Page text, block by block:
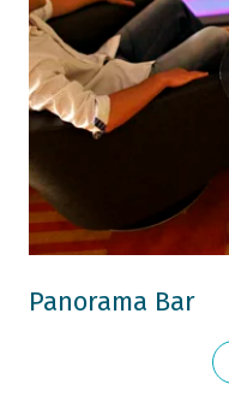
Panorama Bar